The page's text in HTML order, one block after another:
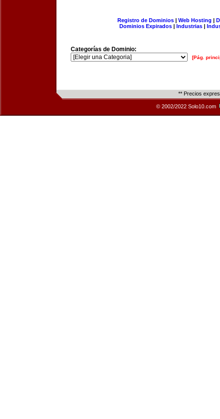
Registro de Dominios| Web Hosting |
Dominios Expirados | Industrias |
Categorías de Dominio:
[Pág.
** Precios
© 2002/2022 Solo10.com